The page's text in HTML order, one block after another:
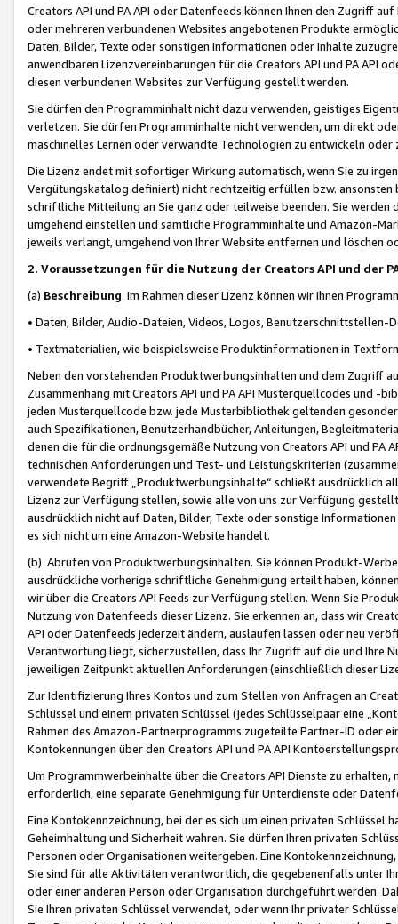
Creators API und PA API oder Datenfeeds können Ihnen den Zugriff
oder mehreren verbundenen Websites angebotenen Produkte
Daten, Bilder, Texte oder sonstigen Informationen oder Inhalte
anwendbaren Lizenzvereinbarungen für die Creators API und PA API
diesen verbundenen Websites zur Verfügung gestellt werden.
Sie dürfen den Programminhalt nicht dazu verwenden, geistiges
verletzen. Sie dürfen Programminhalte nicht verwenden, um direkt
maschinelles Lernen oder verwandte Technologien zu entwickeln
Die Lizenz endet mit sofortiger Wirkung automatisch, wenn Sie zu
Vergütungskatalog definiert) nicht rechtzeitig erfüllen bzw. ansonsten
schriftliche Mitteilung an Sie ganz oder teilweise beenden. Sie werden
umgehend einstellen und sämtliche Programminhalte und Amazon-
jeweils verlangt, umgehend von Ihrer Website entfernen und löschen
2. Voraussetzungen für die Nutzung der Creators API und der
(a) Beschreibung. Im Rahmen dieser Lizenz können wir Ihnen
• Daten, Bilder, Audio-Dateien, Videos, Logos, Benutzerschnittstellen-
• Textmaterialien, wie beispielsweise Produktinformationen in
Neben den vorstehenden Produktwerbungsinhalten und dem Zugriff
Zusammenhang mit Creators API und PA API Musterquellcodes und
jeden Musterquellcode bzw. jede Musterbibliothek geltenden
auch Spezifikationen, Benutzerhandbücher, Anleitungen,
denen die für die ordnungsgemäße Nutzung von Creators API und PA
technischen Anforderungen und Test- und Leistungskriterien
verwendete Begriff „Produktwerbungsinhalte“ schließt ausdrücklich
Lizenz zur Verfügung stellen, sowie alle von uns zur Verfügung
ausdrücklich nicht auf Daten, Bilder, Texte oder sonstige
es sich nicht um eine Amazon-Website handelt.
(b) Abrufen von Produktwerbungsinhalten. Sie können Produkt-
ausdrückliche vorherige schriftliche Genehmigung erteilt haben,
wir über die Creators API Feeds zur Verfügung stellen. Wenn Sie
Nutzung von Datenfeeds dieser Lizenz. Sie erkennen an, dass wir
API oder Datenfeeds jederzeit ändern, auslaufen lassen oder neu
Verantwortung liegt, sicherzustellen, dass Ihr Zugriff auf die und Ihre
jeweiligen Zeitpunkt aktuellen Anforderungen (einschließlich dieser
Zur Identifizierung Ihres Kontos und zum Stellen von Anfragen an
Schlüssel und einem privaten Schlüssel (jedes Schlüsselpaar eine
Rahmen des Amazon-Partnerprogramms zugeteilte Partner-ID oder
Kontokennungen über den Creators API und PA API
Um Programmwerbeinhalte über die Creators API Dienste zu
erforderlich, eine separate Genehmigung für Unterdienste oder
Eine Kontokennzeichnung, bei der es sich um einen privaten
Geheimhaltung und Sicherheit wahren. Sie dürfen Ihren privaten
Personen oder Organisationen weitergeben. Eine
Sie sind für alle Aktivitäten verantwortlich, die gegebenenfalls unter
oder einer anderen Person oder Organisation durchgeführt werden.
Sie Ihren privaten Schlüssel verwendet, oder wenn Ihr privater